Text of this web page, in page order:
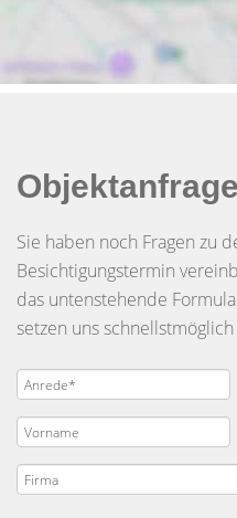
Objektanfrage
Sie haben noch Fragen zu
Besichtigungstermin
das untenstehende
setzen uns